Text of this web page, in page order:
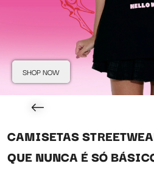
SHOP NOW
CAMISETAS
QUE NUNCA É SÓ